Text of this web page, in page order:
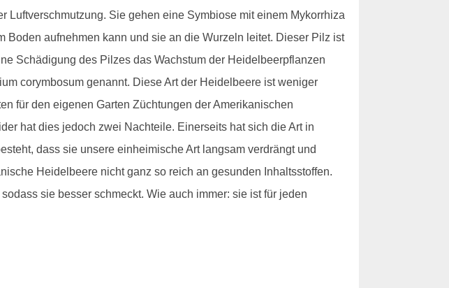
Sie gehen eine Symbiose mit einem Mykorrhiza
aufnehmen kann und sie an die Wurzeln leitet. Dieser Pilz ist
Schädigung des Pilzes das Wachstum der Heidelbeerpflanzen
corymbosum genannt. Diese Art der Heidelbeere ist weniger
für den eigenen Garten Züchtungen der Amerikanischen
hat dies jedoch zwei Nachteile. Einerseits hat sich die Art in
dass sie unsere einheimische Art langsam verdrängt und
Heidelbeere nicht ganz so reich an gesunden Inhaltsstoffen.
sie besser schmeckt. Wie auch immer: sie ist für jeden